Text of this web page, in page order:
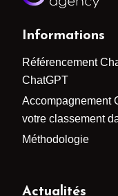
Informations
Référencement
ChatGPT
Accompagnement
votre classement
Méthodologie
Actualités